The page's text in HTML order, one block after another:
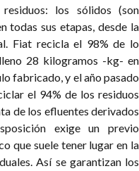
los sólidos (son
todas sus etapas, desde la
Fiat recicla el 98% de lo
28 kilogramos -kg- en
fabricado, y el año pasado
el 94% de los residuos
de los efluentes derivados
exige un previo
que suele tener lugar en la
Así se garantizan los